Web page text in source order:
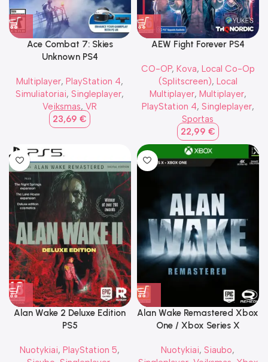
Ace Combat 7: Skies
Unknown PS4
Multiplayer,PlayStation 4,
Simuliatoriai,Singleplayer,
Veiksmas,VR
23,69€
AEW Fight Forever PS4
CO-OP, Kova, Local Co-Op
(Splitscreen), Local
Multiplayer, Multiplayer,
PlayStation 4, Singleplayer,
Sportas
22,99 €
Alan Wake 2 Deluxe Edition
PS5
Nuotykiai,PlayStation 5,
Alan Wake Remastered Xbox
One / Xbox Series X
Nuotykiai,Siaubo,